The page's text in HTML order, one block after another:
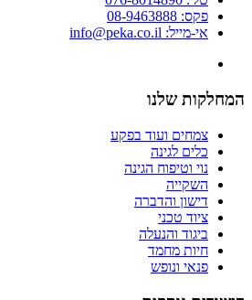
פקס: 08-9463888
אי-מייל: info@peka.co.il
המחלקות שלנו
צמחים ועוד בפקע
כלים לגינה
נוי וטיפוח הגינה
השקייה
דישון והדברה
ציוד טכני
ביגוד והנעלה
חיות מחמד
פנאי ונופש